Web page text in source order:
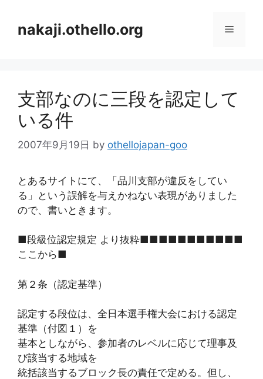
nakaji.othello.org メ
支部なのに三段を認定して
いる件
2007年9月19日 by othellojapan-goo
とあるサイトにて、「品川支部が違反をしてい
る」という誤解を与えかねない表現がありました
ので、書いときます。
■段級位認定規定 より抜粋■■■■■■■■■■■
ここから■
第２条（認定基準）
認定する段位は、全日本選手権大会における認定
基準（付図１）を
基本としながら、参加者のレベルに応じて理事及
び該当する地域を
統括該当するブロック長の責任で定める。但し、